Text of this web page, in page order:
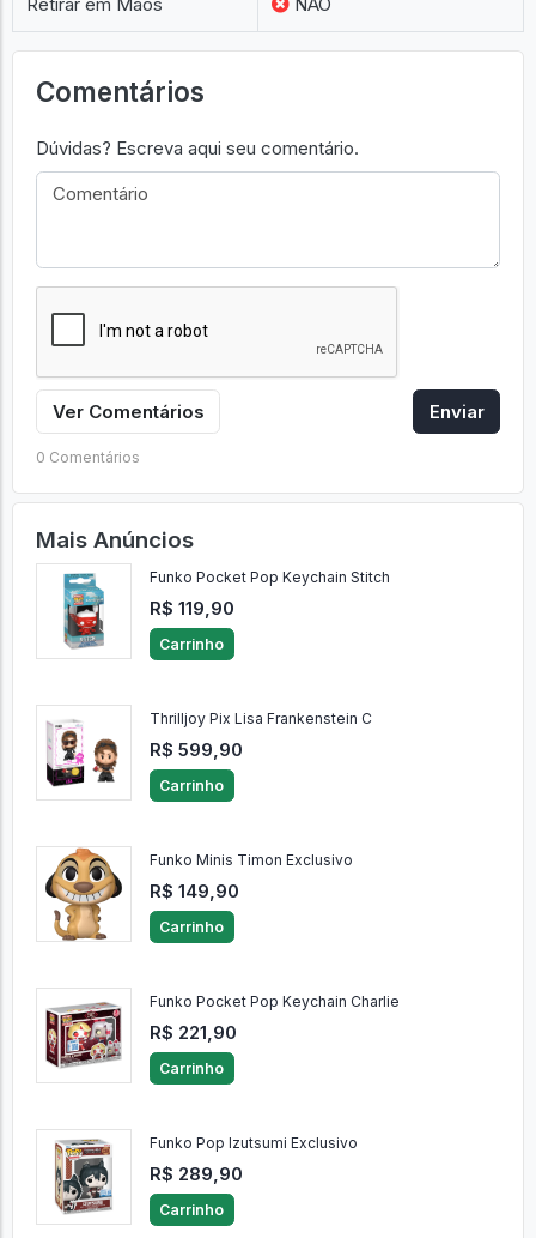
Comentários
Dúvidas? Escreva aqui seu comentário.
Ver Comentários Enviar
0 Comentários
Mais Anúncios
Funko Pocket Pop Keychain Stitch
R$ 119,90
Carrinho
Thrilljoy Pix Lisa Frankenstein C
R$ 599,90
Carrinho
Funko Minis Timon Exclusivo
R$ 149,90
Carrinho
Funko Pocket Pop Keychain Charlie
R$ 221,90
Carrinho
Funko Pop Izutsumi Exclusivo
R$ 289,90
Carrinho